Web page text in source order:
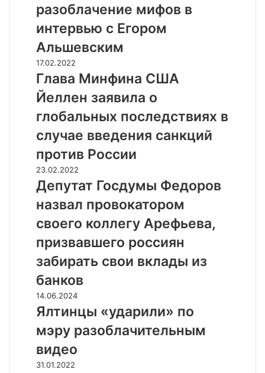
т
я
г
и
в
ю
т
р
з
е
р
ы
в
о
н
т
а
и
н
в
к
з
и
я
п
р
и
а
т
н
с
т
и
в
м
е
с
е
д
ж
е
а
х
р
а
разоблачение мифов в
интервью с Егором
Альшевским
Г
л
в
а
и
н
ф
и
н
С
Ш
Й
е
л
л
е
н
а
я
в
17.02.2022
Глава Минфина США
Йеллен заявила о
глобальных последствиях в
случае введения санкций
против России
Д
е
п
у
т
а
т
Г
о
с
д
у
м
ы
е
д
23.02.2022
Депутат Госдумы Федоров
назвал провокатором
своего коллегу Арефьева,
призвавшего россиян
забирать свои вклады из
банков
Я
л
и
н
ы
14.06.2024
Ялтинцы «ударили» по
мэру разоблачительным
видео
П
31.01.2022